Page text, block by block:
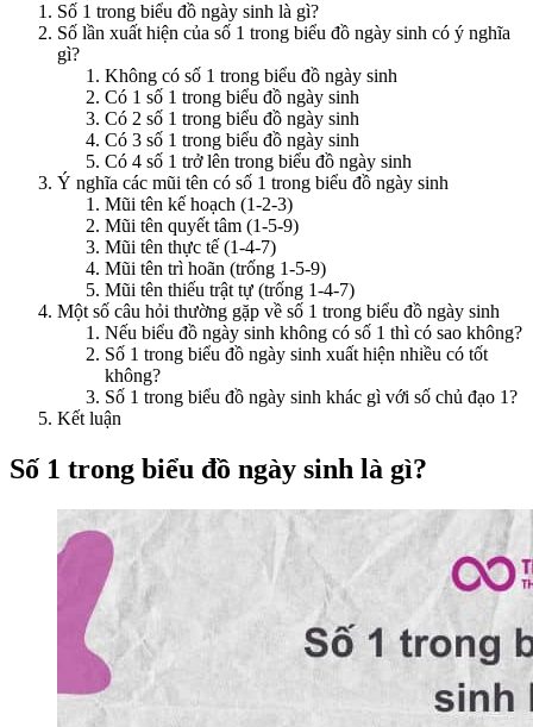
Số 1 trong biểu đồ ngày sinh là gì?
Số lần xuất hiện của số 1 trong biểu đồ ngày sinh có ý nghĩa
gì?
Không có số 1 trong biểu đồ ngày sinh
Có 1 số 1 trong biểu đồ ngày sinh
Có 2 số 1 trong biểu đồ ngày sinh
Có 3 số 1 trong biểu đồ ngày sinh
Có 4 số 1 trở lên trong biểu đồ ngày sinh
Ý nghĩa các mũi tên có số 1 trong biểu đồ ngày sinh
Mũi tên kế hoạch (1-2-3)
Mũi tên quyết tâm (1-5-9)
Mũi tên thực tế (1-4-7)
Mũi tên trì hoãn (trống 1-5-9)
Mũi tên thiếu trật tự (trống 1-4-7)
Một số câu hỏi thường gặp về số 1 trong biểu đồ ngày sinh
Nếu biểu đồ ngày sinh không có số 1 thì có sao không?
Số 1 trong biểu đồ ngày sinh xuất hiện nhiều có tốt
không?
Số 1 trong biểu đồ ngày sinh khác gì với số chủ đạo 1?
Kết luận
Số 1 trong biểu đồ ngày sinh là gì?